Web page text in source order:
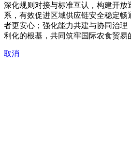
深化规则对接与标准互认，构建开放
系，有效促进区域供应链安全稳定
者更安心；强化能力共建与协同治理
利化的根基，共同筑牢国际农食贸易
取消